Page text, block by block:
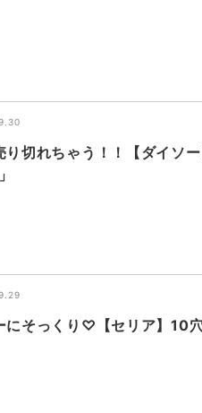
り切れちゃう！！【ダイソ
にそっくり♡【セリア】10